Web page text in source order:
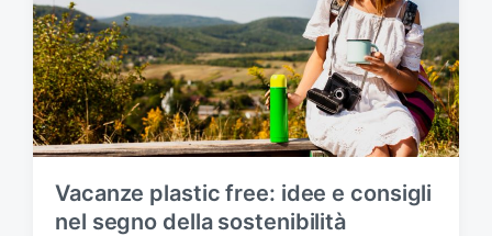
Vacanze plastic free: idee e consigli
nel segno della sostenibilità